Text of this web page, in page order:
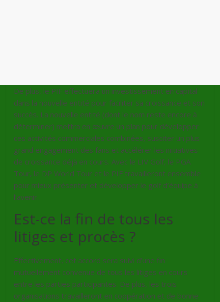
De plus, le PIF effectuera un investissement en capital
dans la nouvelle entité pour faciliter sa croissance et son
succès. La nouvelle entité (dont le nom reste encore à
déterminer) mettra en œuvre un plan pour développer
ces activités commerciales combinées, susciter un plus
grand engagement des fans et accélérer les initiatives
de croissance déjà en cours. Avec le LIV Golf, le PGA
Tour, le DP World Tour et le PIF travailleront ensemble
pour mieux présenter et développer le golf d’équipe à
l’avenir.
Est-ce la fin de tous les
litiges et procès ?
Effectivement, cet accord sera suivi d’une fin
mutuellement convenue de tous les litiges en cours
entre les parties participantes. De plus, les trois
organisations travailleront en coopération et de bonne